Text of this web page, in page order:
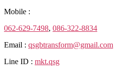
Mobile :
062-629-7498, 086-322-8834
Email : qsgbtransform@gmail.com
Line ID : mkt.qsg